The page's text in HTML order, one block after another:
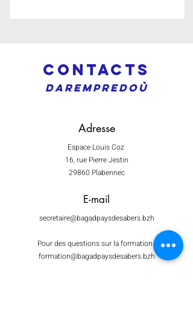
Contacts
Darempredoù
Adresse
Espace Louis Coz
16, rue Pierre Jestin
29860 Plabennec
E-mail
secretaire@bagadpaysdesabers.bzh
Pour des questions sur la formation :
formation@bagadpaysdesabers.bzh